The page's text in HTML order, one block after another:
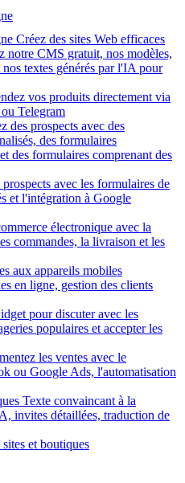
Créez des sites Web efficaces
notre CMS gratuit, nos modèles,
textes générés par l'IA pour
vos produits directement via
Telegram
des prospects avec des
des formulaires
des formulaires comprenant des
prospects avec les formulaires de
et l'intégration à Google
électronique avec la
commandes, la livraison et les
aux appareils mobiles
en ligne, gestion des clients
pour discuter avec les
populaires et accepter les
les ventes avec le
ou Google Ads, l'automatisation
Texte convaincant à la
invites détaillées, traduction de
et boutiques